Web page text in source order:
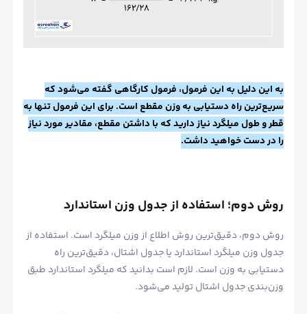
به این دلیل به این فرمول، فرمول کارگاهی گفته می‌شود که
سریع‌ترین راه دستیابی به وزن مقطع است. برای این فرمول تنها به
قطر و طول میلگرد نیاز دارید که با داشتن مقطع، مقادیر مورد نیاز
را در دست خواهید داشت.
روش دوم؛ استفاده از جدول وزن استاندارد
روش دوم، دقیق‌ترین روش اطلاع از وزن میلگرد است. استفاده از
جدول وزن میلگرد استاندارد یا جدول اشتال، دقیق‌ترین راه
دستیابی به وزن است. لازم است بدانید که میلگرد استاندارد طبق
وزن‌بندی جدول اشتال تولید می‌شود.